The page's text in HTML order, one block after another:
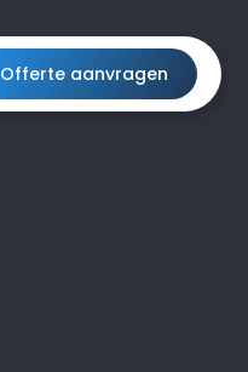
Offerte aanvragen